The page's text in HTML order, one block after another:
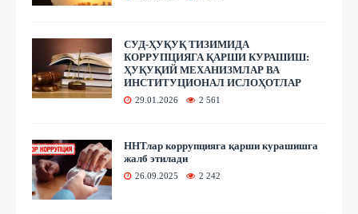
СУД-ҲУҚУҚ ТИЗИМИДА
КОРРУПЦИЯГА ҚАРШИ КУРАШИШ:
ҲУҚУҚИЙ МЕХАНИЗМЛАР ВА
ИНСТИТУЦИОНАЛ ИСЛОҲОТЛАР
29.01.2026 2 561
ННТлар коррупцияга қарши курашишга
жалб этилади
26.09.2025 2 242